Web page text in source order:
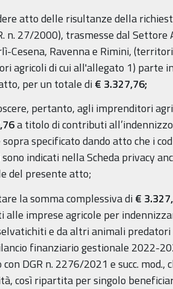
atto delle risultanze della
n. 27/2000), trasmesse dal Settore
Cesena, Ravenna e Rimini,
agricoli di cui all'allegato 1) parte
per un totale di€ 3.327,76;
pertanto, agli imprenditori
a titolo di contributi
sopra specificato dando atto che i
indicati nella Scheda privacy
del presente atto;
la somma complessiva di€
alle imprese agricole per
e da altri animali predatori
finanziario gestionale 2022-
DGR n. 2276/2021 e succ. mod.,
così ripartita per singolo